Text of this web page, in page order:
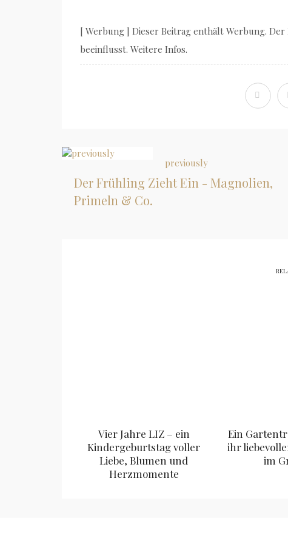
[ Werbung ] Dieser Beitrag enthält Werbung.
beeinflusst. Weitere Infos.
previously
Der Frühling Zieht Ein - Magnolien,
Primeln & Co.
Vier Jahre LIZ – ein
Kindergeburtstag voller
Liebe, Blumen und
Herzmomente
Ein
ihr
im